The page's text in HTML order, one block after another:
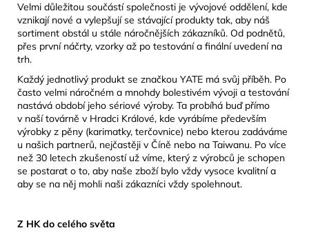
Velmi důležitou součástí společnosti je vývojové oddělení, kde
vznikají nové a vylepšují se stávající produkty tak, aby náš
sortiment obstál u stále náročnějších zákazníků. Od podnětů,
přes první náčrty, vzorky až po testování a finální uvedení na
trh.
Každý jednotlivý produkt se značkou YATE má svůj příběh. Po
často velmi náročném a mnohdy bolestivém vývoji a testování
nastává období jeho sériové výroby. Ta probíhá buď přímo
v naší továrně v Hradci Králové, kde vyrábíme především
výrobky z pěny (karimatky, terčovnice) nebo kterou zadáváme
u našich partnerů, nejčastěji v Číně nebo na Taiwanu. Po více
než 30 letech zkušeností už víme, který z výrobců je schopen
se postarat o to, aby naše zboží bylo vždy vysoce kvalitní a
aby se na něj mohli naši zákazníci vždy spolehnout.
Z HK do celého světa